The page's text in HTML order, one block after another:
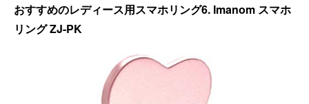
おすすめのレディース用スマホリング6. Imanom スマホ
リング ZJ-PK